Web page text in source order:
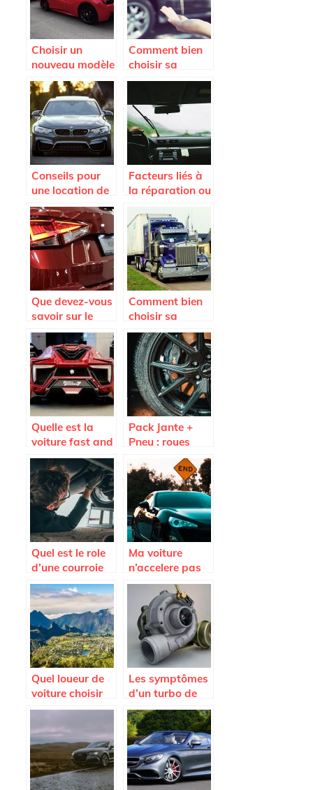
Choisir un
nouveau modèle
de voiture.
Comment bien
choisir sa
voiture ?
Conseils pour
une location de
voiture en
Martinique
Facteurs liés à
la réparation ou
remplacement
du pare-brise
Que devez-vous
savoir sur le
Seat Arona ?
Comment bien
choisir sa
remorque ?
Quelle est la
voiture fast and
Furious 7 la plus
vendue aux
encheres ?
Pack Jante +
Pneu : roues
completes pas
cheres sur
Avatacar.com
Quel est le role
d’une courroie
d’alternateur
Ma voiture
n’accelere pas
plus; est-ce que
je dois changer
l’embrayage ?
Quel loueur de
voiture choisir
sur l’Ile de la
Les symptômes
d’un turbo de
voiture HS et les
causes de
l’endommagem
ent